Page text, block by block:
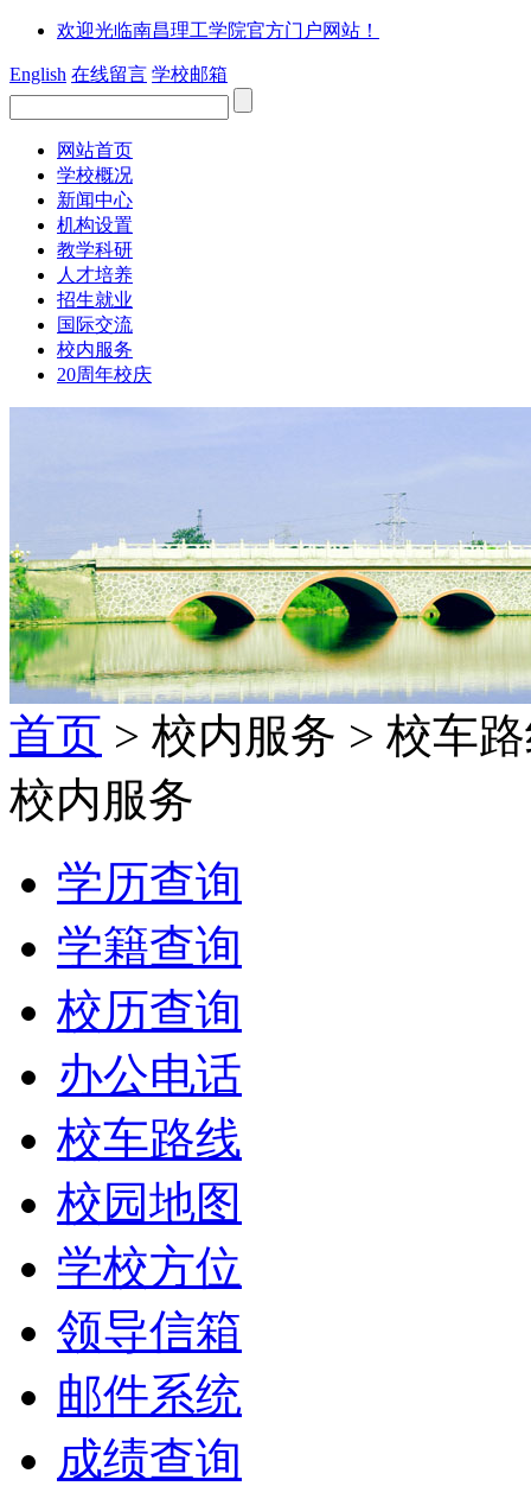
欢迎光临南昌理工学院官方门户网站！
English 在线留言 学校邮箱
网站首页
学校概况
新闻中心
机构设置
教学科研
人才培养
招生就业
国际交流
校内服务
20周年校庆
首页 > 校内服务 > 校车
校内服务
学历查询
学籍查询
校历查询
办公电话
校车路线
校园地图
学校方位
领导信箱
邮件系统
成绩查询